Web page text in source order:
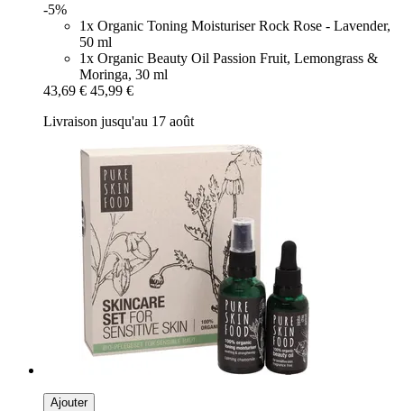
-5%
1x Organic Toning Moisturiser Rock Rose - Lavender,
50 ml
1x Organic Beauty Oil Passion Fruit, Lemongrass &
Moringa, 30 ml
43,69 € 45,99 €
Livraison jusqu'au 17 août
Ajouter